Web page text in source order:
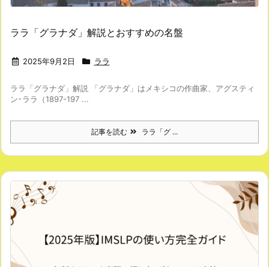
ララ「グラナダ」解説とおすすめの名盤
2025年9月2日 ララ
ララ「グラナダ」解説 「グラナダ」はメキシコの作曲家、アグスティ
ン･ララ（1897-197 ...
記事を読む ララ「グ ...